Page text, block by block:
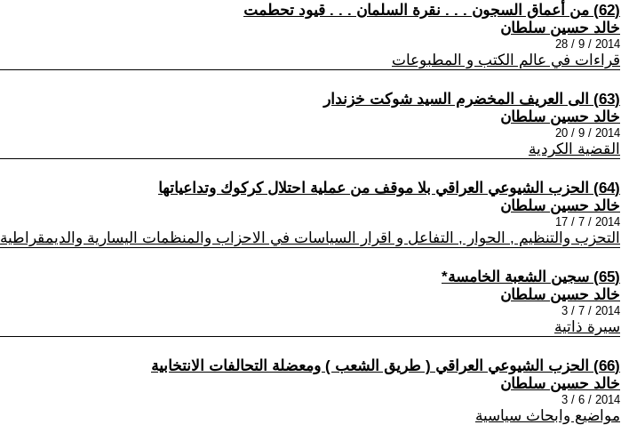
(62) من أعماق السجون . . . نقرة السلمان . . . قيود تحطمت
خالد حسين سلطان
2014 / 9 / 28
قراءات في عالم الكتب و المطبوعات
(63) الى العريف المخضرم السيد شوكت خزندار
خالد حسين سلطان
2014 / 9 / 20
القضية الكردية
(64) الحزب الشيوعي العراقي بلا موقف من عملية احتلال كركوك وتداعياتها
خالد حسين سلطان
2014 / 7 / 17
التحزب والتنظيم , الحوار , التفاعل و اقرار السياسات في الاحزاب والمنظمات اليسارية والديمقراطية
(65) سجين الشعبة الخامسة*
خالد حسين سلطان
2014 / 7 / 3
سيرة ذاتية
(66) الحزب الشيوعي العراقي ( طريق الشعب ) ومعضلة التحالفات الانتخابية
خالد حسين سلطان
2014 / 6 / 3
مواضيع وابحاث سياسية